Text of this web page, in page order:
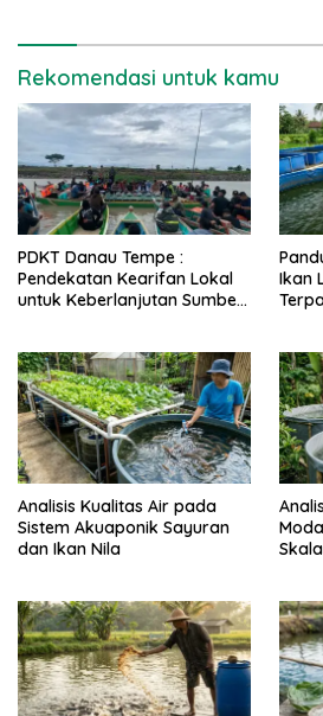
Rekomendasi untuk kamu
PDKT Danau Tempe :
Pendekatan Kearifan Lokal
untuk Keberlanjutan Sumber
Ikan
Analisis Kualitas Air pada
Sistem Akuaponik Sayuran
dan Ikan Nila